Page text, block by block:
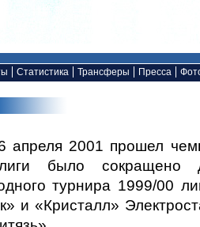
апреля 2001 прошел
было
турнира 1999/00
и «Кристалл»
Статистика Трансферы Пресса